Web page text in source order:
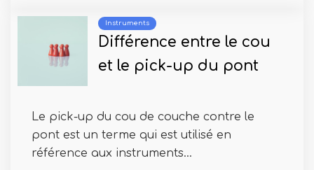
Instruments
Différence entre le cou
et le pick-up du pont
Le pick-up du cou de couche contre le
pont est un terme qui est utilisé en
référence aux instruments...